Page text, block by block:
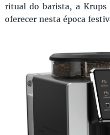
ritual do barista, a Krups
oferecer nesta época